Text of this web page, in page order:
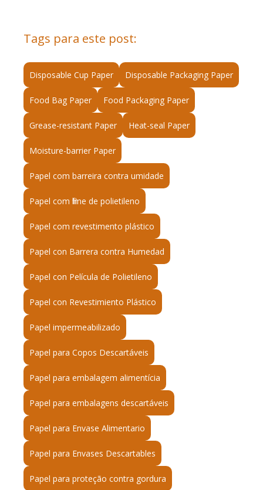
Tags para este post:
Disposable Cup Paper Disposable Packaging Paper
Food Bag Paper Food Packaging Paper
Grease-resistant Paper Heat-seal Paper
Moisture-barrier Paper
Papel com barreira contra umidade
Papel com filme de polietileno
Papel com revestimento plástico
Papel con Barrera contra Humedad
Papel con Película de Polietileno
Papel con Revestimiento Plástico
Papel impermeabilizado
Papel para Copos Descartáveis
Papel para embalagem alimentícia
Papel para embalagens descartáveis
Papel para Envase Alimentario
Papel para Envases Descartables
Papel para proteção contra gordura